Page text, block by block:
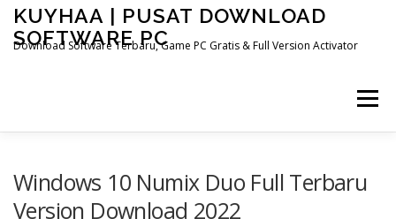
Skip
content
KUYHAA | PUSAT DOWNLOAD
SOFTWARE PC
Download Software Terbaru, Game PC Gratis & Full Version Activator
Menu
Windows 10 Numix Duo Full Terbaru
Version Download 2022